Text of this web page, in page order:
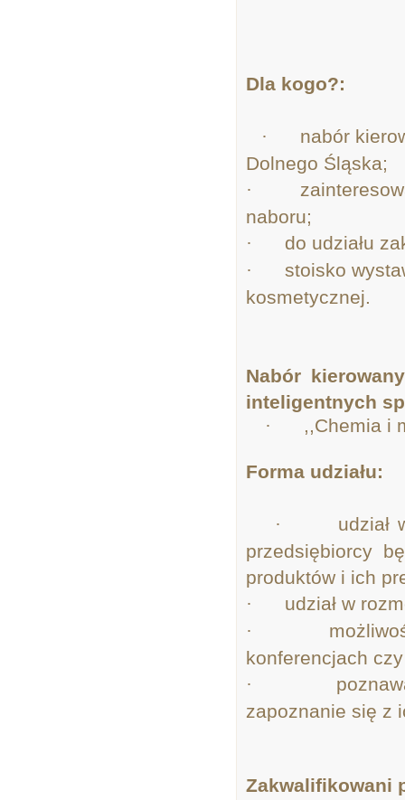
Dla kogo?:
·
nabór
Dolnego Śląska;
·
naboru;
· do udziału
·
stoisko
kosmetycznej.
Nabór
inteligentnych
· ,,Chemia i
Forma udziału:
·
udział
przedsiębiorcy
produktów i ich
· udział w
·
konferencjach
·
zapoznanie się z
Zakwalifikowani